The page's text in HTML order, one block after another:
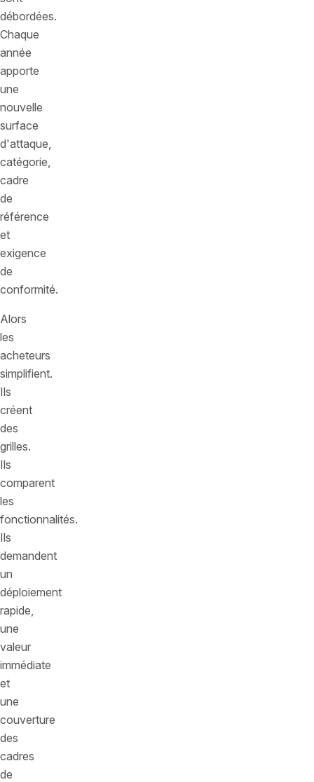
débordées.
Chaque
année
apporte
une
nouvelle
surface
d'attaque,
catégorie,
cadre
de
référence
et
exigence
de
conformité.
Alors
les
acheteurs
simplifient.
Ils
créent
des
grilles.
Ils
comparent
les
fonctionnalités.
Ils
demandent
un
déploiement
rapide,
une
valeur
immédiate
et
une
couverture
des
cadres
de